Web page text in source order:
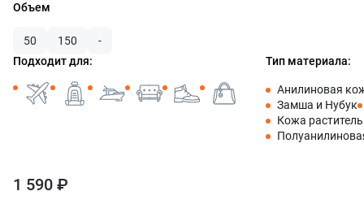
Объем
50 150
-
Подходит для:
Тип материала:
Анилиновая
Замша и Нубук
Кожа
1 590 ₽